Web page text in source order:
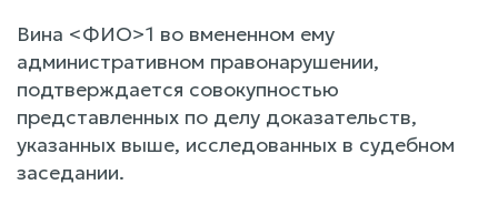
Вина <ФИО>1 во вмененном ему
административном правонарушении,
подтверждается совокупностью
представленных по делу доказательств,
указанных выше, исследованных в судебном
заседании.